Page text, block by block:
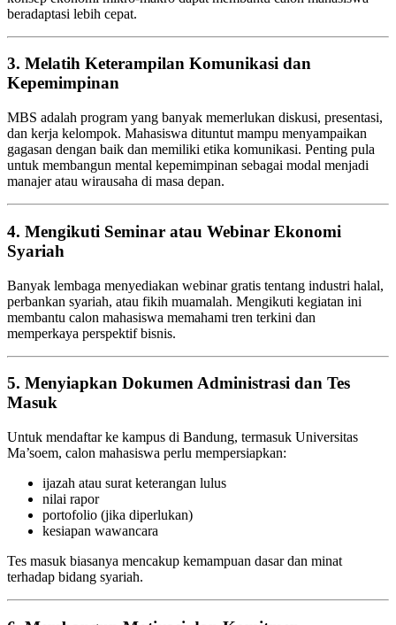
beradaptasi lebih cepat.
3. Melatih Keterampilan Komunikasi dan
Kepemimpinan
MBS adalah program yang banyak memerlukan diskusi, presentasi,
dan kerja kelompok. Mahasiswa dituntut mampu menyampaikan
gagasan dengan baik dan memiliki etika komunikasi. Penting pula
untuk membangun mental kepemimpinan sebagai modal menjadi
manajer atau wirausaha di masa depan.
4. Mengikuti Seminar atau Webinar Ekonomi
Syariah
Banyak lembaga menyediakan webinar gratis tentang industri halal,
perbankan syariah, atau fikih muamalah. Mengikuti kegiatan ini
membantu calon mahasiswa memahami tren terkini dan
memperkaya perspektif bisnis.
5. Menyiapkan Dokumen Administrasi dan Tes
Masuk
Untuk mendaftar ke kampus di Bandung, termasuk Universitas
Ma’soem, calon mahasiswa perlu mempersiapkan:
ijazah atau surat keterangan lulus
nilai rapor
portofolio (jika diperlukan)
kesiapan wawancara
Tes masuk biasanya mencakup kemampuan dasar dan minat
terhadap bidang syariah.